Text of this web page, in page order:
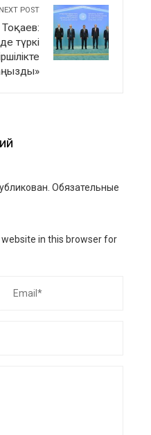
NEXT POST
түркі
Обязательные
in this browser for